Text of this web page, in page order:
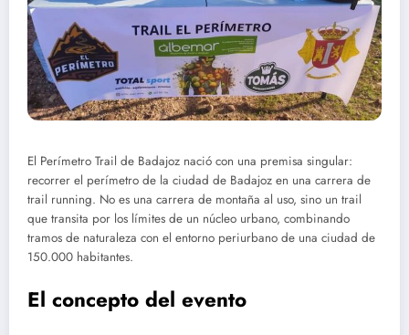
El Perímetro Trail de Badajoz nació con una premisa singular:
recorrer el perímetro de la ciudad de Badajoz en una carrera de
trail running. No es una carrera de montaña al uso, sino un trail
que transita por los límites de un núcleo urbano, combinando
tramos de naturaleza con el entorno periurbano de una ciudad de
150.000 habitantes.
El concepto del evento